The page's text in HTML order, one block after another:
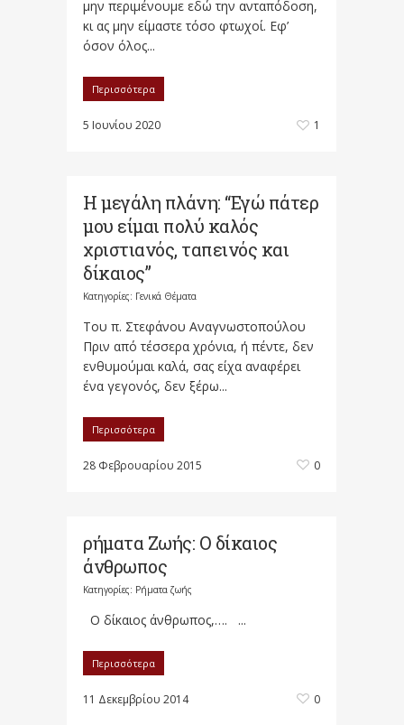
μην περιμένουμε εδώ την ανταπόδοση,
κι ας μην είμαστε τόσο φτωχοί. Εφ’
όσον όλος...
Περισσότερα
5 Ιουνίου 2020 1
Η μεγάλη πλάνη: “Εγώ πάτερ
μου είμαι πολύ καλός
χριστιανός​, ταπεινός και
δίκαιος”
Κατηγορίες: Γενικά Θέματα
Του π. Στεφάνου Αναγνωστοπούλου
Πριν από τέσσερα χρόνια, ή πέντε, δεν
ενθυμούμαι καλά, σας είχα αναφέρει
ένα γεγονός, δεν ξέρω...
Περισσότερα
28 Φεβρουαρίου 2015 0
ρήματα Ζωής: Ο δίκαιος
άνθρωπος
Κατηγορίες: Ρήματα ζωής
Ο δίκαιος άνθρωπος,…. ...
Περισσότερα
11 Δεκεμβρίου 2014 0